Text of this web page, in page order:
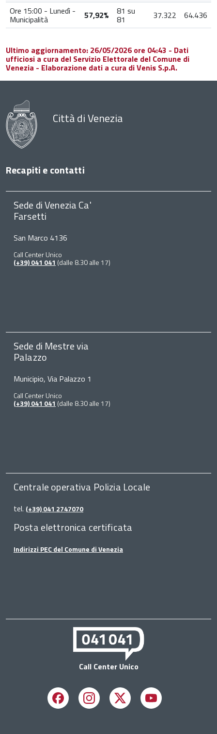
Ore 15:00 - Lunedì -
Municipalità 57,92% 81 su
81 37.322 64.436
Ultimo aggiornamento: 26/05/2026 ore 04:43 - Dati
ufficiosi a cura del Servizio Elettorale del Comune di
Venezia - Elaborazione dati a cura di Venis S.p.A.
Città di Venezia
Recapiti e contatti
Sede di Venezia Ca'
Farsetti
San Marco 4136
Call Center Unico
(+39) 041 041 (dalle 8.30 alle 17)
Sede di Mestre via
Palazzo
Municipio, Via Palazzo 1
Call Center Unico
(+39) 041 041 (dalle 8.30 alle 17)
Centrale operativa Polizia Locale
tel. (+39) 041 2747070
Posta elettronica certificata
Indirizzi PEC del Comune di Venezia
Call Center Unico
FacebookInstagramX Youtube